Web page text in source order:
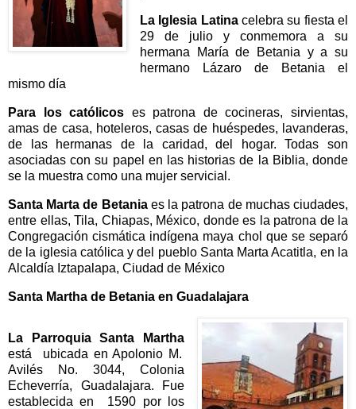
La Iglesia Latinacelebra su fiesta el
29 de julio y conmemora a su
hermana María de Betania y a su
hermano Lázaro de Betania el
mismo día
Para los católicos es patrona de cocineras, sirvientas,
amas de casa, hoteleros, casas de huéspedes, lavanderas,
de las hermanas de la caridad, del hogar. Todas son
asociadas con su papel en las historias de la Biblia, donde
se la muestra como una mujer servicial.
Santa Marta de Betaniaes la patrona de muchas ciudades,
entre ellas, Tila, Chiapas, México, donde es la patrona de la
Congregación cismática indígena maya chol que se separó
de la iglesia católica y del pueblo Santa Marta Acatitla, en la
Alcaldía Iztapalapa, Ciudad de México
Santa Martha de Betania en Guadalajara
La Parroquia Santa Martha
está ubicada en Apolonio M.
Avilés No. 3044, Colonia
Echeverría, Guadalajara. Fue
establecida en 1590 por los